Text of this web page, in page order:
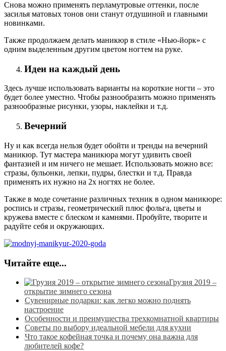
Снова можно применять перламутровые оттенки, после
засилья матовых тонов они станут отдушиной и главными
новинками.
Также продолжаем делать маникюр в стиле «Нью-йорк» с
одним выделенным другим цветом ногтем на руке.
Идеи на каждый день
Здесь лучше использовать варианты на короткие ногти – это
будет более уместно. Чтобы разнообразить можно применять
разнообразные рисунки, узоры, наклейки и т.д.
Вечерний
Ну и как всегда нельзя будет обойти и тренды на вечерний
маникюр. Тут мастера маникюра могут удивить своей
фантазией и им ничего не мешает. Использовать можно все:
стразы, бульонки, лепки, пудры, блестки и т.д. Правда
применять их нужно на 2х ногтях не более.
Также в моде сочетание различных техник в одном маникюре:
роспись и стразы, геометрический плюс фольга, цветы и
кружева вместе с блеском и камнями. Пробуйте, творите и
радуйте себя и окружающих.
Читайте еще...
Грузия 2019 –
открытие зимнего сезона
Сувенирные подарки: как легко можно поднять
настроение
Особенности и преимущества трехкомнатной квартиры
Советы по выбору идеальной мебели для кухни
Что такое кофейная точка и почему она важна для
любителей кофе?